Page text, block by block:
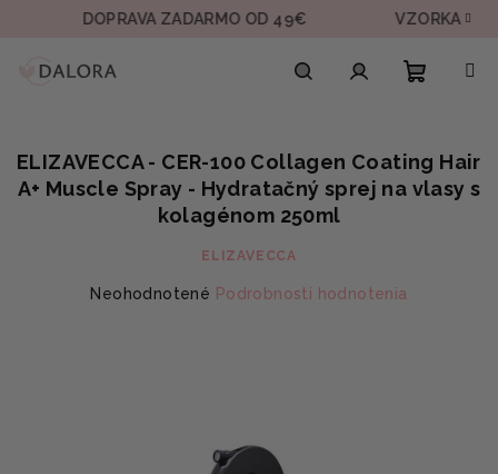
DOPRAVA ZADARMO OD 49€ VZORKA V KAŽDEJ
košík
ELIZAVECCA - CER-100 Collagen Coating Hair
A+ Muscle Spray - Hydratačný sprej na vlasy s
kolagénom 250ml
ELIZAVECCA
Priemerné
Neohodnotené Podrobnosti hodnotenia